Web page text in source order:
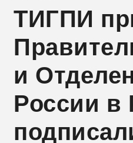
ТИГПИ
и
России в